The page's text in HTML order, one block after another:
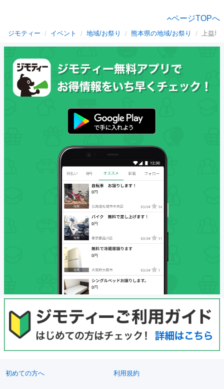
ページTOPへ
ジモティー イベント 地域/お祭り 熊本県の地域/お祭り 上益
初めての方へ 利用規約